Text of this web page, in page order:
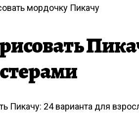
мордочку Пикачу